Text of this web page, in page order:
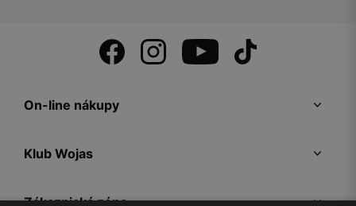
On-line nákupy
Klub Wojas
Zákaznická zóna